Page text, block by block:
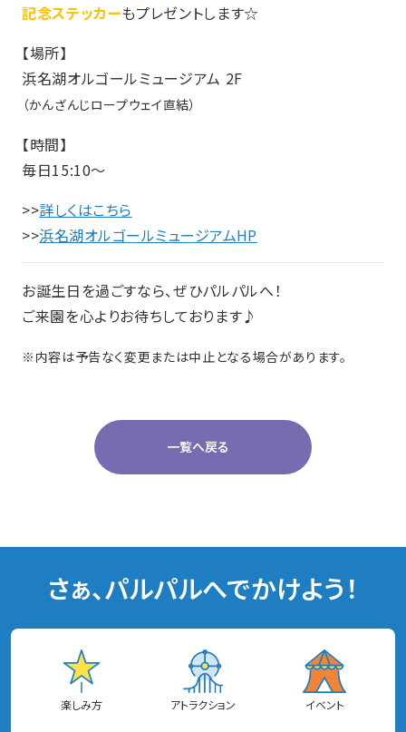
記念ステッカーもプレゼントします☆
【場所】
浜名湖オルゴールミュージアム 2F
（かんざんじロープウェイ直結）
【時間】
毎日15:10～
>>詳しくはこちら
>>浜名湖オルゴールミュージアムHP
お誕生日を過ごすなら、ぜひパルパルへ！
ご来園を心よりお待ちしております♪
※内容は予告なく変更または中止となる場合があります。
一覧へ戻る
さぁ、パルパルへでかけよう！
楽しみ方 アトラクション イベント